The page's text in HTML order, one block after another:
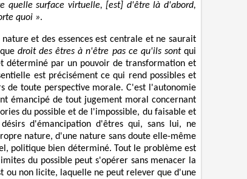
quelle surface virtuelle, [est] d'être là d'abord,
quoi ».
et des essences est centrale et ne saurait
droit des êtres à n'être pas ce qu'ils sontqui
déterminé par un pouvoir de transformation et
est précisément ce qui rend possibles et
de toute perspective morale. C'est l'autonomie
émancipé de tout jugement moral concernant
du possible et de l'impossible, du faisable et
d'émancipation d'êtres qui, sans lui, ne
nature, d'une nature sans doute elle-même
politique bien déterminé. Tout le problème est
du possible peut s'opérer sans menacer la
ou non licite, laquelle ne peut relever que d'une